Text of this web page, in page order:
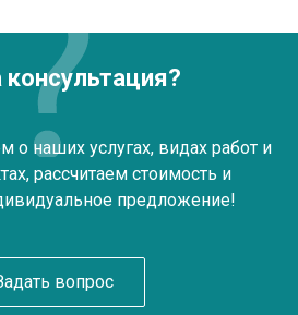
о наших услугах, видах работ и
рассчитаем стоимость и
предложение!
вопрос